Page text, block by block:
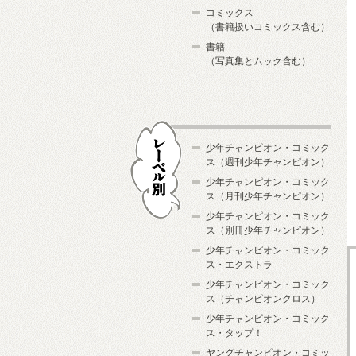
コミックス
（書籍扱いコミックス含む）
書籍
（写真集とムック含む）
少年チャンピオン・コミック
ス（週刊少年チャンピオン）
少年チャンピオン・コミック
ス（月刊少年チャンピオン）
少年チャンピオン・コミック
ス（別冊少年チャンピオン）
少年チャンピオン・コミック
ス・エクストラ
少年チャンピオン・コミック
ス（チャンピオンクロス）
少年チャンピオン・コミック
ス・タップ！
ヤングチャンピオン・コミッ